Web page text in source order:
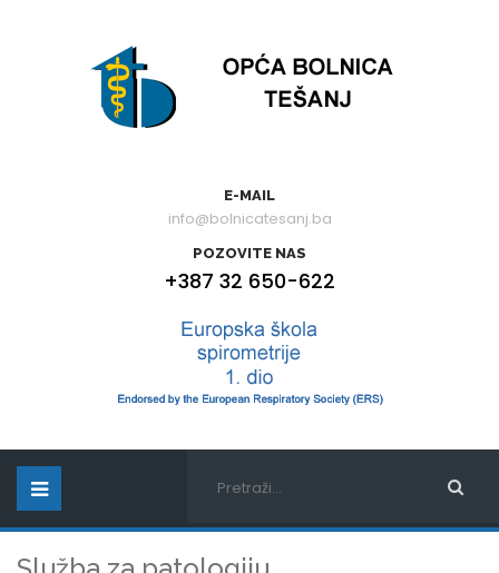
E-MAIL
info@bolnicatesanj.ba
POZOVITE NAS
+387 32 650-622